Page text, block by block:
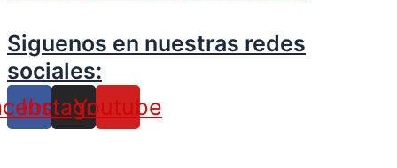
Siguenos en nuestras redes
sociales:
Instagram
Youtube